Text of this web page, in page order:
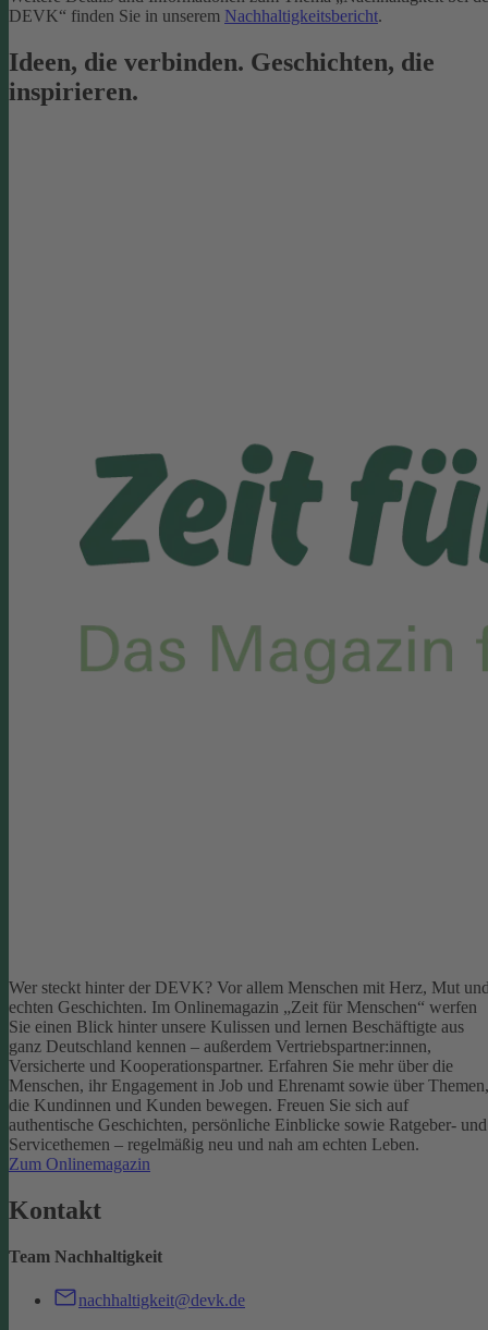
DEVK“ finden Sie in unserem Nachhaltigkeitsbericht.
Ideen, die verbinden. Geschichten, die
inspirieren.
Wer steckt hinter der DEVK? Vor allem Menschen mit Herz, Mut
echten Geschichten. Im Onlinemagazin „Zeit für Menschen“ werfen
Sie einen Blick hinter unsere Kulissen und lernen Beschäftigte aus
ganz Deutschland kennen – außerdem Vertriebspartner:innen,
Versicherte und Kooperationspartner. Erfahren Sie mehr über die
Menschen, ihr Engagement in Job und Ehrenamt sowie über Themen,
die Kundinnen und Kunden bewegen. Freuen Sie sich auf
authentische Geschichten, persönliche Einblicke sowie Ratgeber- und
Servicethemen – regelmäßig neu und nah am echten Leben.
Zum Onlinemagazin
Kontakt
Team Nachhaltigkeit
nachhaltigkeit@devk.de